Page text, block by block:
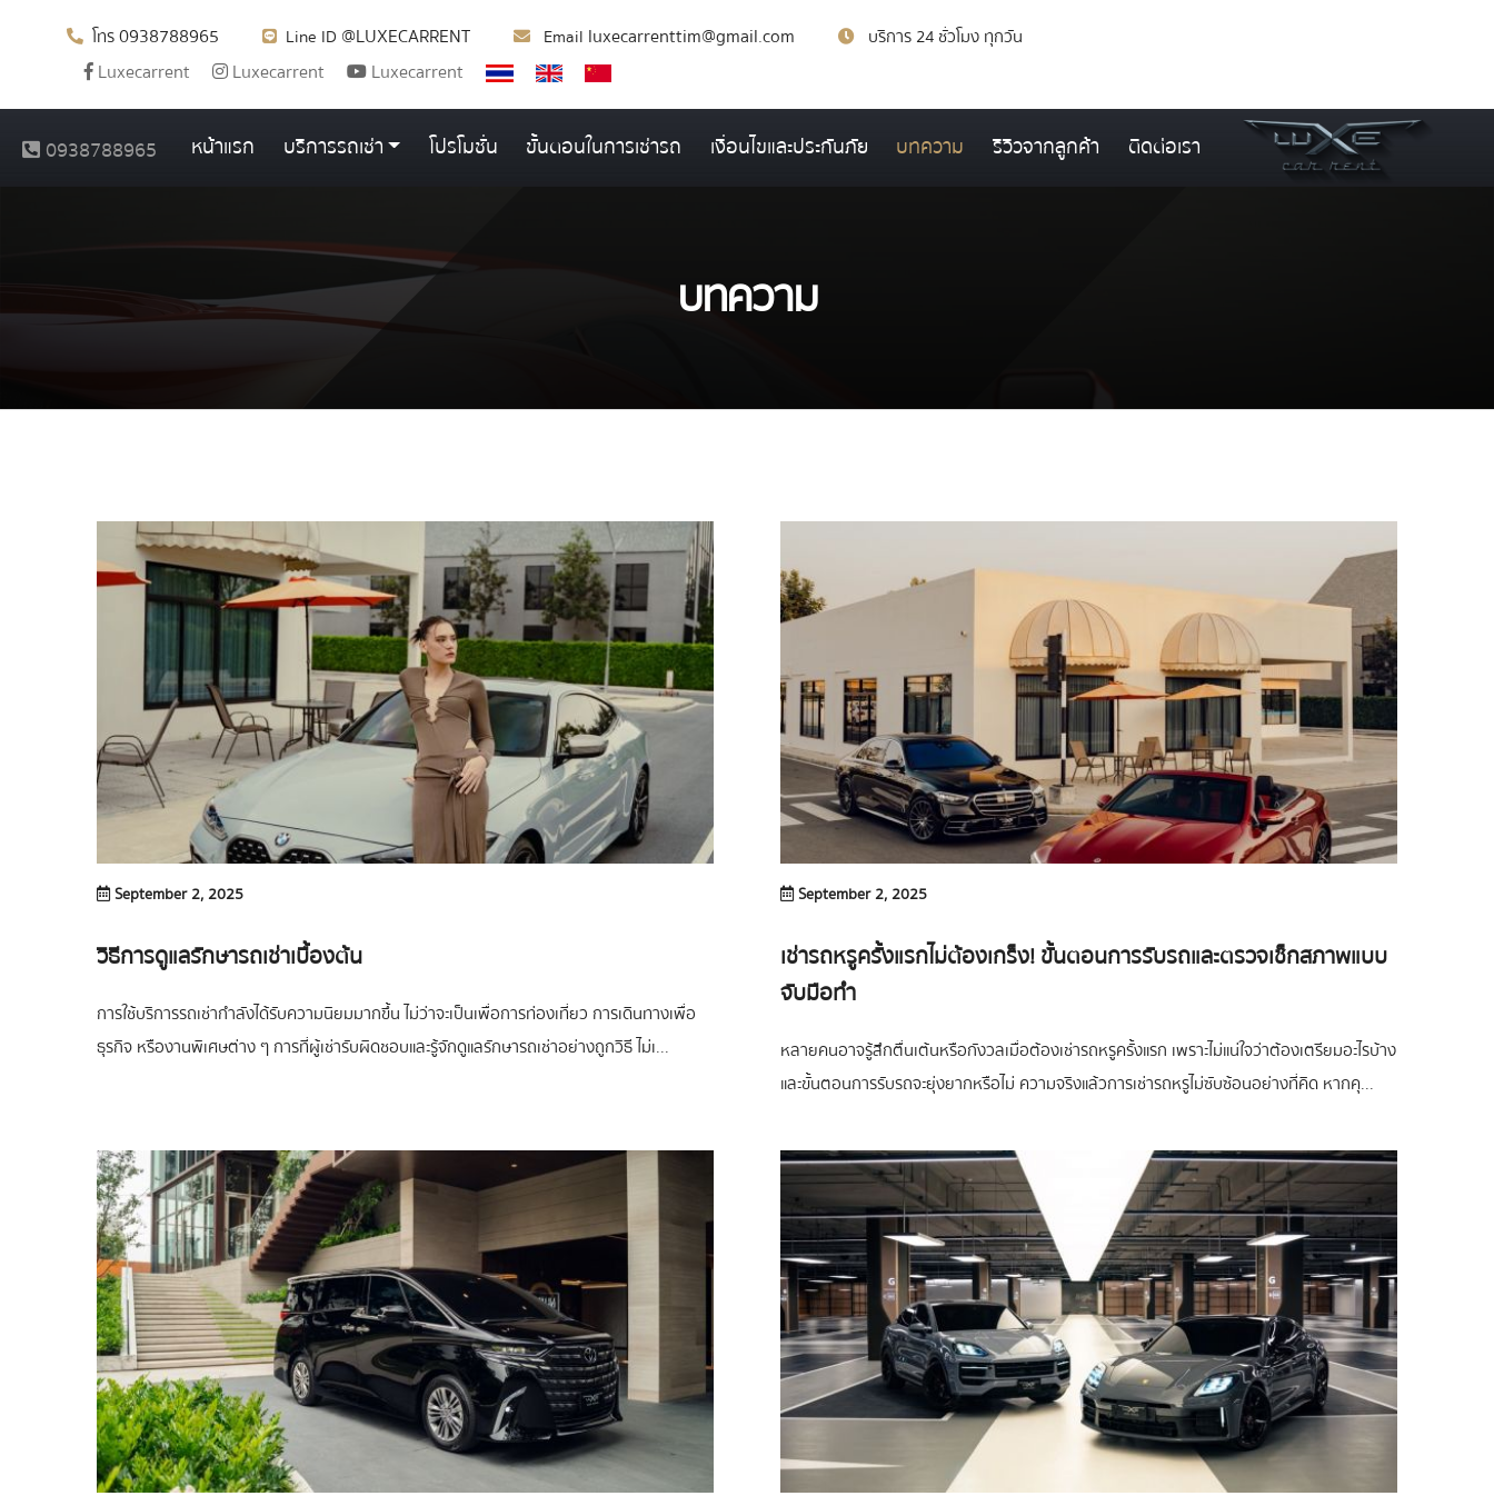
โทร0938788965 Line ID @LUXECARRENT Email luxecarrenttim@gmail.com บริการ 24 ชั่วโมง ทุกวัน
Luxecarrent Luxecarrent Luxecarrent
0938788965 หน้าแรก บริการรถเช่า โปรโมชั่น ขั้นตอนในการเช่ารถ เงื่อนไขและประกันภัย บทความ รีวิวจากลูกค้า ติดต่อเรา
บทความ
September 2, 2025
วิธีการดูแลรักษารถเช่าเบื้องต้น
การใช้บริการรถเช่ากำลังได้รับความนิยมมากขึ้น ไม่ว่าจะเป็นเพื่อการท่องเที่ยว การเดินทางเพื่อ
ธุรกิจ หรืองานพิเศษต่าง ๆ การที่ผู้เช่ารับผิดชอบและรู้จักดูแลรักษารถเช่าอย่างถูกวิธี ไม่เ...
September 2, 2025
เช่ารถหรูครั้งแรกไม่ต้องเกร็ง! ขั้นตอนการรับรถและตรวจเช็กสภาพแบบ
จับมือทำ
หลายคนอาจรู้สึกตื่นเต้นหรือกังวลเมื่อต้องเช่ารถหรูครั้งแรก เพราะไม่แน่ใจว่าต้องเตรียมอะไรบ้าง
และขั้นตอนการรับรถจะยุ่งยากหรือไม่ ความจริงแล้วการเช่ารถหรูไม่ซับซ้อนอย่างที่คิด หากคุ...